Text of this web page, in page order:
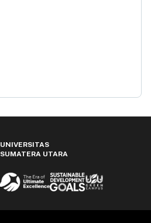
UNIVERSITAS
SUMATERA UTARA